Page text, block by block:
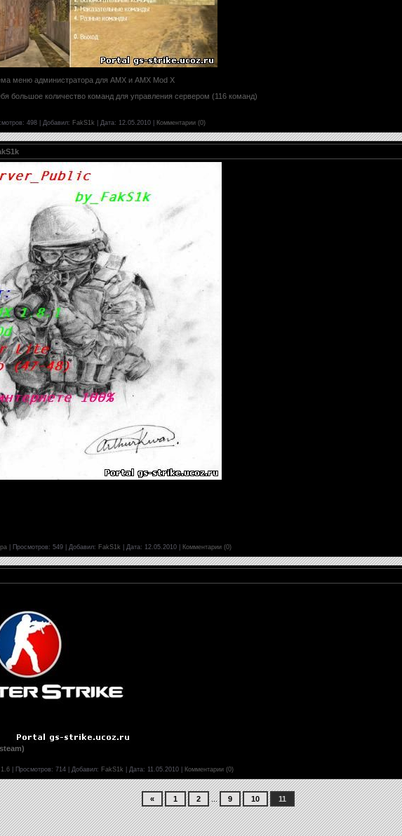
меню администратора для AMX и AMX Mod X
большое количество команд для управления сервером (116 команд)
498 Добавил: FakS1k Дата: 12.05.2010 Комментарии (0)
Просмотров: 549 Добавил: FakS1k Дата: 12.05.2010 Комментарии (0)
Просмотров: 714 Добавил: FakS1k Дата: 11.05.2010 Комментарии (0)
« 1 2 ... 9 10 11